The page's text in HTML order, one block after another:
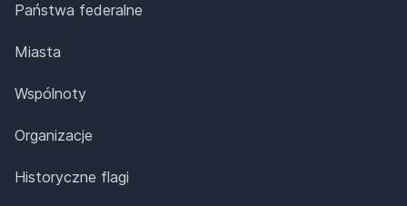
Państwa federalne
Miasta
Wspólnoty
Organizacje
Historyczne flagi